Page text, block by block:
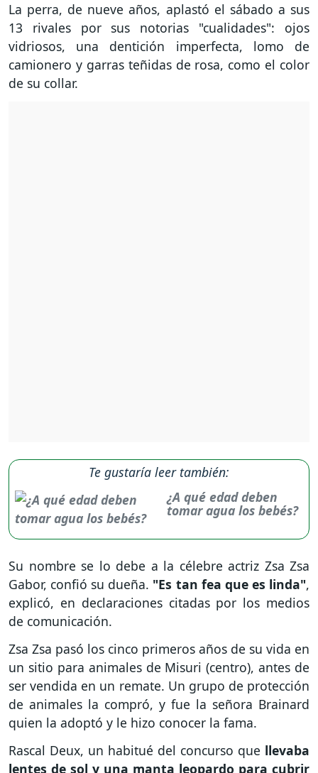
La perra, de nueve años, aplastó el sábado a sus
13 rivales por sus notorias "cualidades": ojos
vidriosos, una dentición imperfecta, lomo de
camionero y garras teñidas de rosa, como el color
de su collar.
Te gustaría leer también:
¿A qué edad deben
tomar agua los bebés?
Su nombre se lo debe a la célebre actriz Zsa Zsa
Gabor, confió su dueña. "Es tan fea que es linda",
explicó, en declaraciones citadas por los medios
de comunicación.
Zsa Zsa pasó los cinco primeros años de su vida en
un sitio para animales de Misuri (centro), antes de
ser vendida en un remate. Un grupo de protección
de animales la compró, y fue la señora Brainard
quien la adoptó y le hizo conocer la fama.
Rascal Deux, un habitué del concurso que llevaba
lentes de sol y una manta leopardo para cubrir